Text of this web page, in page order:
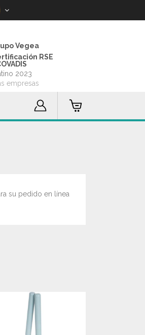
Vegea
RSE
2023
empresas
su pedido en línea